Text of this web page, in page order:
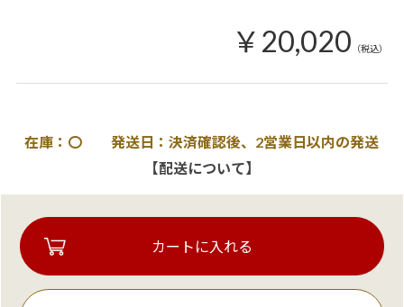
￥20,020 （税込）
在庫：〇 発送日：決済確認後、2営業日以内の発送
【配送について】